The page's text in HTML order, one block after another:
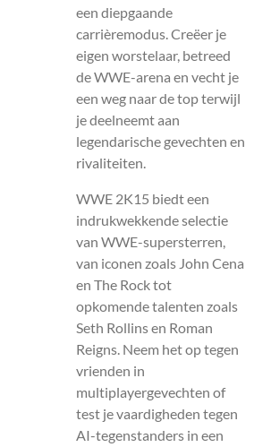
een diepgaande
carrièremodus. Creëer je
eigen worstelaar, betreed
de WWE-arena en vecht je
een weg naar de top terwijl
je deelneemt aan
legendarische gevechten en
rivaliteiten.
WWE 2K15 biedt een
indrukwekkende selectie
van WWE-supersterren,
van iconen zoals John Cena
en The Rock tot
opkomende talenten zoals
Seth Rollins en Roman
Reigns. Neem het op tegen
vrienden in
multiplayergevechten of
test je vaardigheden tegen
AI-tegenstanders in een